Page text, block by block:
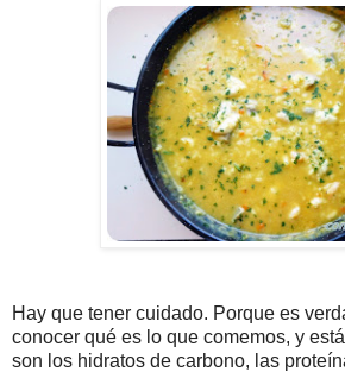
Hay que tener cuidado. Porque es
conocer qué es lo que comemos, y
son los hidratos de carbono, las